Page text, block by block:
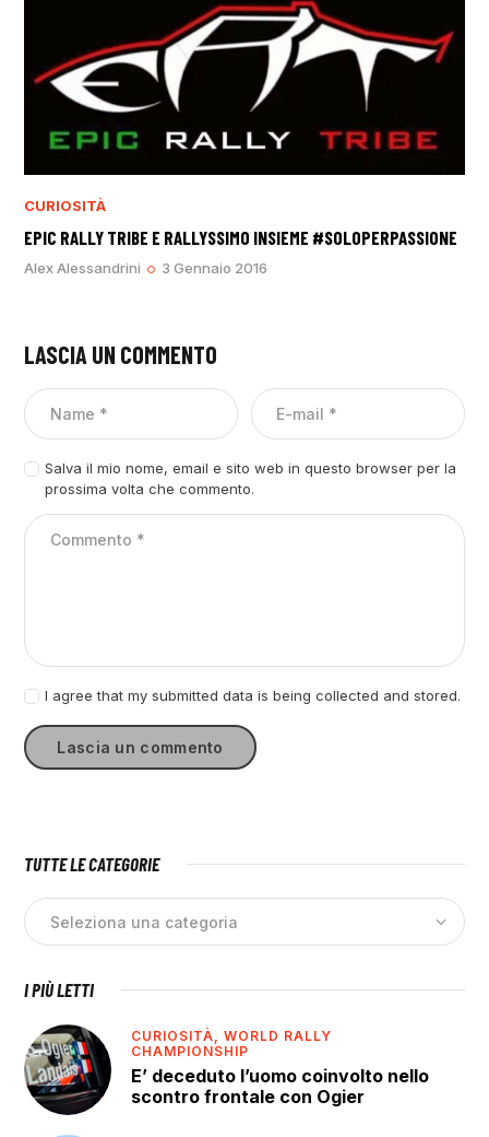
CURIOSITÀ
EPIC RALLY TRIBE E RALLYSSIMO INSIEME #SOLOPERPASSIONE
Alex Alessandrini 3 Gennaio 2016
LASCIA UN COMMENTO
Salva il mio nome, email e sito web in questo browser per la
prossima volta che commento.
I agree that my submitted data is being collected and stored.
TUTTE LE CATEGORIE
I PIÙ LETTI
CURIOSITÀ,WORLD RALLY
CHAMPIONSHIP
E’ deceduto l’uomo coinvolto nello
scontro frontale con Ogier